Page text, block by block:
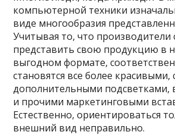
компьютерной техники
виде многообразия
Учитывая то, что производители
представить свою продукцию в
выгодном формате,
становятся все более красивыми,
дополнительными подсветками,
и прочими маркетинговыми
Естественно, ориентироваться
внешний вид неправильно.